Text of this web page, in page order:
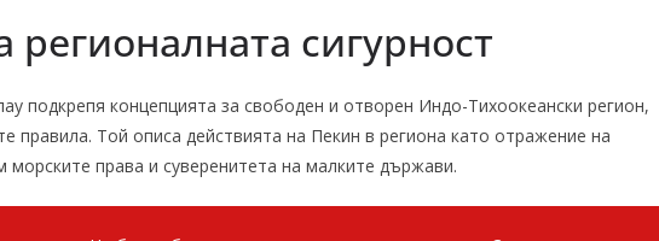
регионалната сигурност
подкрепя концепцията за свободен и отворен Индо-Тихоокеански регион,
правила. Той описа действията на Пекин в региона като отражение на
права и суверенитета на малките държави.